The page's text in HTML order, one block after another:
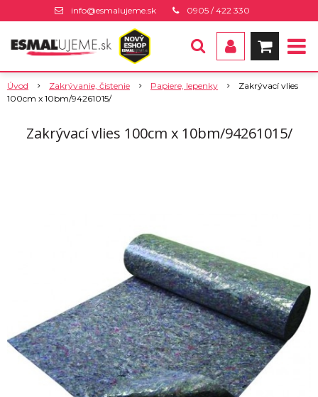
info@esmalujeme.sk 0905 / 422 330
Úvod Zakrývanie, čistenie Papiere, lepenky
Zakrývací vlies
100cm x 10bm/94261015/
Zakrývací vlies 100cm x 10bm/94261015/